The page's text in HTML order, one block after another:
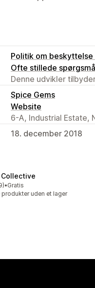
Politik om
Ofte stillede
Denne udvikler
Spice Gems
Website
6-A, Industrial Estate,
18. december 2018
Collective
stjerner
i alt
•Gratis
uden et lager